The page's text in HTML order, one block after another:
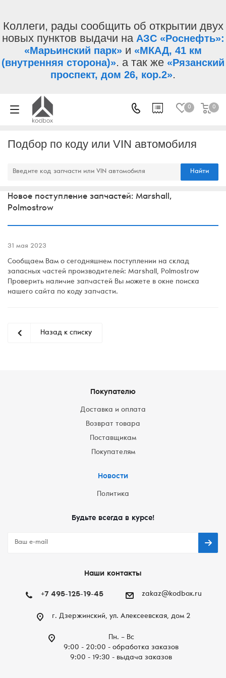
Коллеги, рады сообщить об открытии двух
новых пунктов выдачи на АЗС «Роснефть»:
«Марьинский парк» и «МКАД, 41 км
(внутренняя сторона)». а так же «Рязанский
проспект, дом 26, кор.2».
0 0
Подбор по коду или VIN автомобиля
Найти
Новое поступление запчастей: Marshall,
Polmostrow
31 мая 2023
Сообщаем Вам о сегодняшнем поступлении на склад
запасных частей производителей: Marshall, Polmostrow
Проверить наличие запчастей Вы можете в окне поиска
нашего сайта по коду запчасти.
Назад к списку
Покупателю
Доставка и оплата
Возврат товара
Поставщикам
Покупателям
Новости
Политика
Будьте всегда в курсе!
Наши контакты
+7 495-125-19-45 zakaz@kodbox.ru
г. Дзержинский, ул. Алексеевская, дом 2
Пн. – Вc
9:00 - 20:00 - обработка заказов
9:00 - 19:30 - выдача заказов